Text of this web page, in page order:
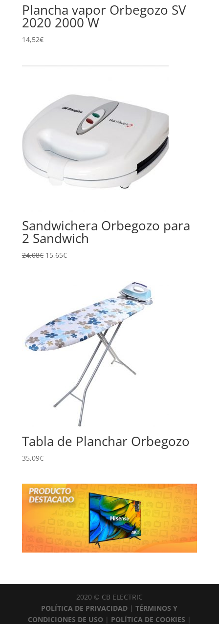
Plancha vapor Orbegozo SV
2020 2000 W
14,52€
Sandwichera Orbegozo para
2 Sandwich
24,08€ 15,65€
Tabla de Planchar Orbegozo
35,09€
2020 © CB ELECTRIC
POLÍTICA DE PRIVACIDAD |TÉRMINOS Y
CONDICIONES DE USO | POLÍTICA DE COOKIES |